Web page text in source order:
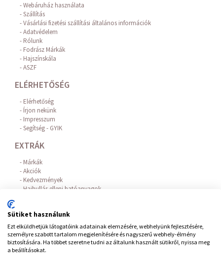
Webáruház használata
Szállítás
Vásárlási fizetési szállítási általános információk
Adatvédelem
Rólunk
Fodrász Márkák
Hajszínskála
ASZF
ELÉRHETŐSÉG
Elérhetőség
Írjon nekünk
Impresszum
Segítség - GYIK
EXTRÁK
Márkák
Akciók
Kedvezmények
Hajhullás elleni hatóanyagok
FIÓKOM
Belépés / Regisztráció
Hírlevél feliratkozás
Elállás a szerződéstől
Sütiket használunk
Ezt elküldhetjük látogatóink adatainak elemzésére, webhelyünk fejlesztésére,
személyre szabott tartalom megjelenítésére és nagyszerű webhely-élmény
biztosítására. Ha többet szeretne tudni az általunk használt sütikről, nyissa meg
a beállításokat.